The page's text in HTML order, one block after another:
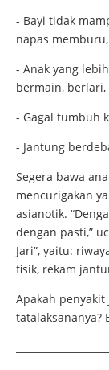
- Bayi tidak
napas
- Anak yang
bermain,
- Gagal tumbuh
- Jantung
Segera bawa
mencurigakan
asianotik.
dengan pasti,”
Jari”, yaitu:
fisik, rekam
Apakah
tatalaksananya?